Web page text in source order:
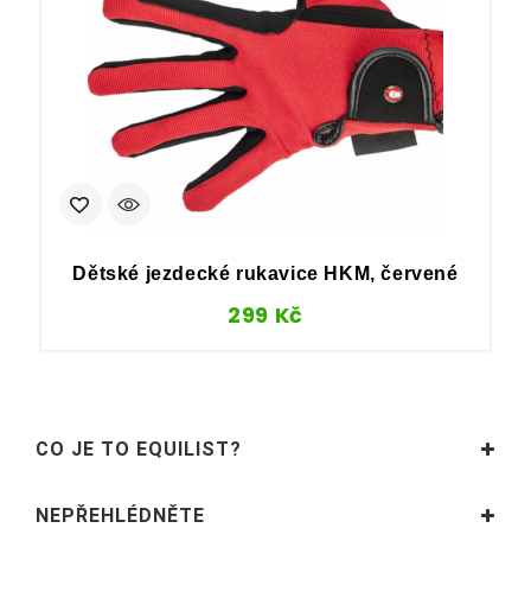
Dětské jezdecké rukavice HKM, červené
299 Kč
CO JE TO EQUILIST?
NEPŘEHLÉDNĚTE